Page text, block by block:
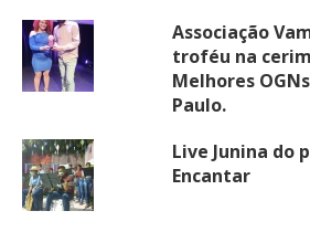
Associação
troféu na
Melhores
Paulo.
Live Junina do
Encantar